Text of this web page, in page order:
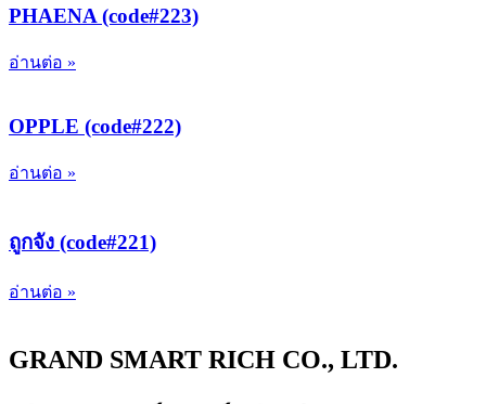
PHAENA (code#223)
อ่านต่อ »
OPPLE (code#222)
อ่านต่อ »
ถูกจัง (code#221)
อ่านต่อ »
GRAND SMART RICH CO., LTD.